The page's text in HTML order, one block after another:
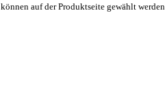
auf der Produktseite gewählt werden